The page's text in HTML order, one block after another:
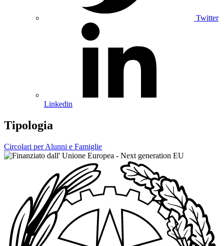
Twitter
Linkedin
Tipologia
Circolari per Alunni e Famiglie